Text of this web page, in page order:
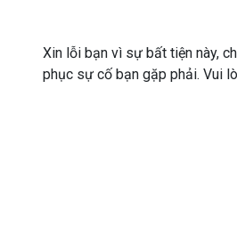
Xin lỗi bạn vì sự bất tiện này,
phục sự cố bạn gặp phải. Vui